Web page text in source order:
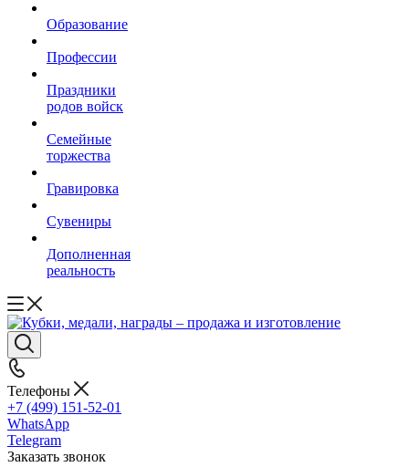
Образование
Профессии
Праздники
родов войск
Семейные
торжества
Гравировка
Сувениры
Дополненная
реальность
Телефоны
+7 (499) 151-52-01
WhatsApp
Telegram
Заказать звонок